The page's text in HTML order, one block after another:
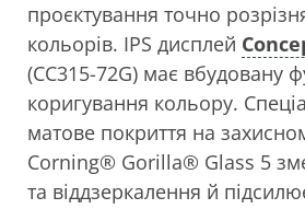
проєктування точно
кольорів. IPS дисплей
(СС315-72G) має вбудовану
коригування кольору.
матове покриття на
Corning® Gorilla® Glass 5
та віддзеркалення й